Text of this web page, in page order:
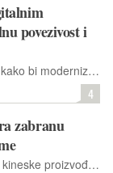
povezivost i
Europska komisija uvodi Akt kako bi modernizirala, pojednostavnila i uskladila pravila o mrežama velikog kapaciteta, koje omogućuju nove tehnologije, kao što su umjetna inteligencija i računalstvo u oblaku
4
zabranu
Neke su zemlje već isključile kineske proizvođače iz svojih 5G sustava, ali Europska komisija sada želi da to napravi svaka članica EU-a